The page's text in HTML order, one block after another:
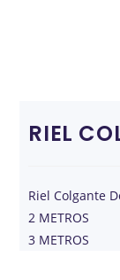
RIEL
Riel Colgante
2 METROS
3 METROS